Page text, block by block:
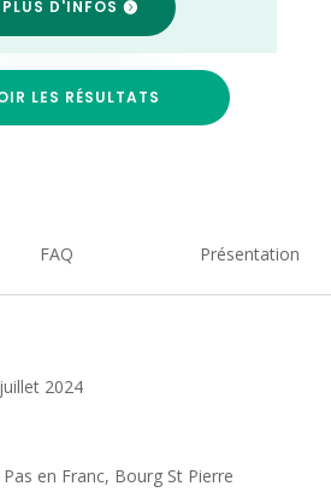
PLUS D'INFOS
LES RÉSULTATS
FAQ Présentation
2024
en Franc, Bourg St Pierre